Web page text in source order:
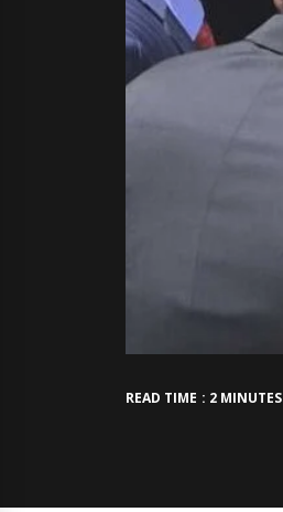
READ TIME : 2 MINUTES